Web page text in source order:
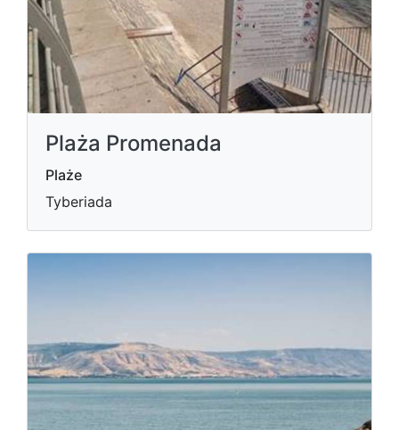
Plaża Promenada
Plaże
Tyberiada